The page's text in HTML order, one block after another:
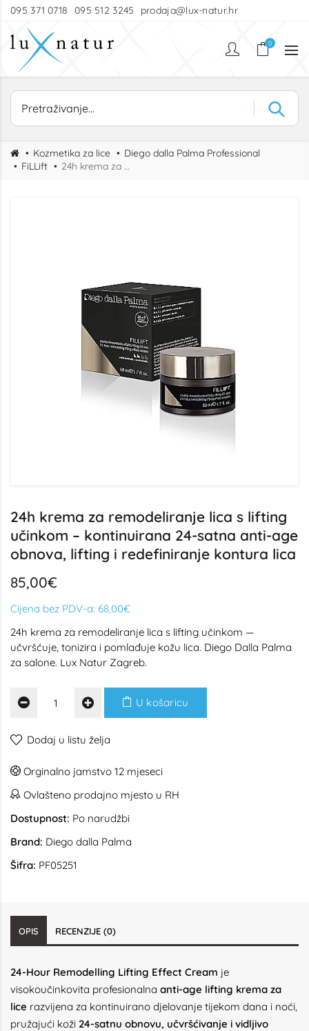
095 371 0718 095 512 3245 prodaja@lux-natur.hr
0
Kozmetika za lice
Diego dalla Palma Professional
FiLLift
24h krema za remodeliranje lica s lifting učinkom
24h krema za remodeliranje lica s lifting
učinkom – kontinuirana 24-satna anti-age
obnova, lifting i redefiniranje kontura lica
85,00€
Cijena bez PDV-a: 68,00€
24h krema za remodeliranje lica s lifting učinkom —
učvršćuje, tonizira i pomlađuje kožu lica. Diego Dalla Palma
za salone. Lux Natur Zagreb.
U košaricu
Dodaj u listu želja
Orginalno jamstvo 12 mjeseci
Ovlašteno prodajno mjesto u RH
Dostupnost: Po narudžbi
Brand: Diego dalla Palma
Šifra: PF05251
OPIS RECENZIJE (0)
24-Hour Remodelling Lifting Effect Cream je
visokoučinkovita profesionalna anti-age lifting krema za
lice razvijena za kontinuirano djelovanje tijekom dana i noći,
pružajući koži 24-satnu obnovu, učvršćivanje i vidljivo